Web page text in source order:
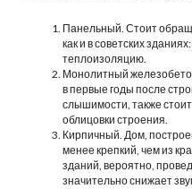
Панельный. Стоит
как и в советских
теплоизоляцию.
Монолитный
в первые годы после
слышимости, также
облицовки строения.
Кирпичный. Дом,
менее крепкий, чем из
зданий, вероятно,
значительно снижает